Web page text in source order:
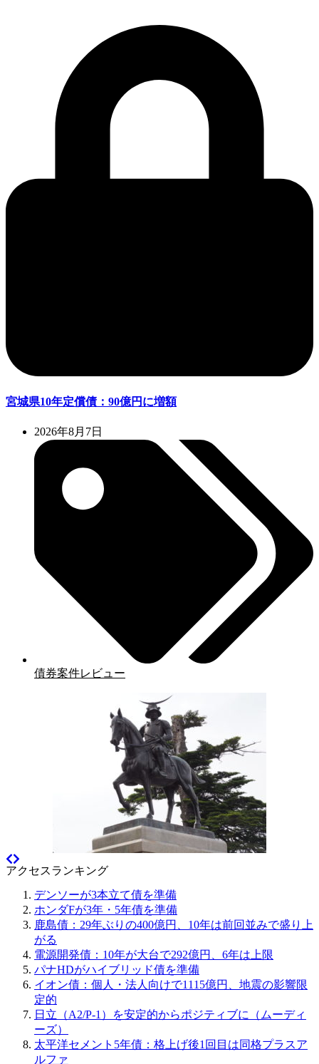
宮城県10年定償債：90億円に増額
2026年8月7日
債券案件レビュー
アクセスランキング
デンソーが3本立て債を準備
ホンダFが3年・5年債を準備
鹿島債：29年ぶりの400億円、10年は前回並みで盛り上
がる
電源開発債：10年が大台で292億円、6年は上限
パナHDがハイブリッド債を準備
イオン債：個人・法人向けで1115億円、地震の影響限
定的
日立（A2/P-1）を安定的からポジティブに（ムーディ
ーズ）
太平洋セメント5年債：格上げ後1回目は同格プラスア
ルファ